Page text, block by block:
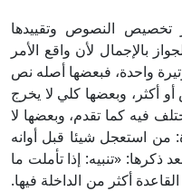
تخصيص النصوص وتقييدها
بالإجمال لأن واقع الأمر
واحدة، فبعضها أصله نص
وبعضها كلي لا يخرج
فيه كما تقدم، وبعضها لا
من استعجل شيئا قبل أوانه
«تنبيه: إذا تأملت ما
أكثر من الداخلة فيها.